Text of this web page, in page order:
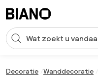
Zoekopdracht invoeren
Decoratie Wanddecoratie